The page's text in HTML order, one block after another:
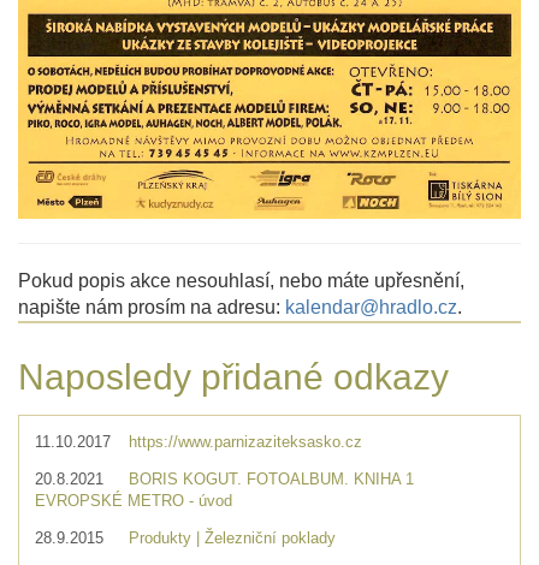
Pokud popis akce nesouhlasí, nebo máte upřesnění,
napište nám prosím na adresu: kalendar@hradlo.cz.
Naposledy přidané odkazy
11.10.2017 https://www.parnizaziteksasko.cz
20.8.2021
BORIS KOGUT. FOTOALBUM. KNIHA 1
EVROPSKÉ METRO - úvod
28.9.2015 Produkty | Železniční poklady